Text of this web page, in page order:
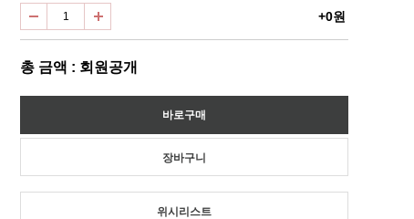
+0원
총 금액 : 회원공개
위시리스트